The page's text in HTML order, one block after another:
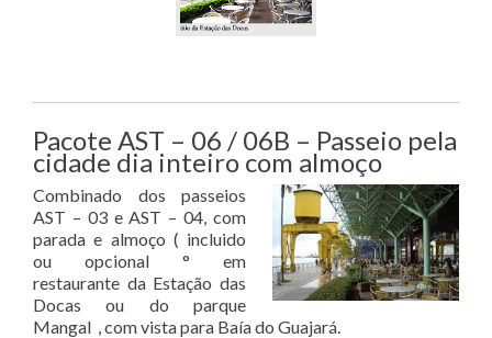
Pacote AST – 06 / 06B – Passeio pela
cidade dia inteiro com almoço
Combinado dos passeios
AST – 03 e AST – 04, com
parada e almoço ( incluido
ou opcional ° em
restaurante da Estação das
Docas ou do parque
Mangal , com vista para Baía do Guajará.